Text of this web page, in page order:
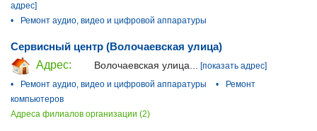
адрес]
•
Ремонт аудио, видео и цифровой аппаратуры
Сервисный центр (Волочаевская улица)
Адрес:
Волочаевская улица... [показать адрес]
•
Ремонт аудио, видео и цифровой аппаратуры •
Ремонт
компьютеров
Адреса филиалов организации (2)